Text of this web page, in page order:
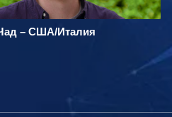
– США/Италия